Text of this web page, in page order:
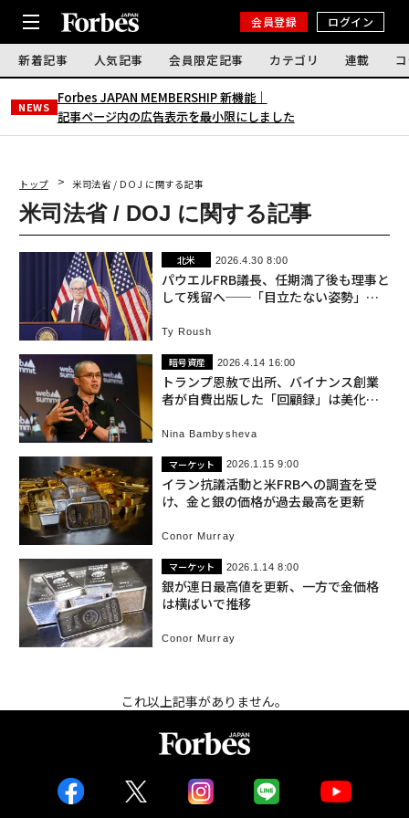
会員登録 ログイン
新着記事 人気記事 会員限定記事 カテゴリ 連載
NEWS
Forbes JAPAN MEMBERSHIP 新機能｜
記事ページ内の広告表示を最小限にしました
トップ 米司法省 / DOJ に関する記事
米司法省 / DOJ に関する記事
北米 2026.4.30 8:00
パウエルFRB議長、任期満了後も理事と
して残留へ──「目立たない姿勢」を
Ty Roush
暗号資産 2026.4.14 16:00
トランプ恩赦で出所、バイナンス創業
者が自費出版した「回顧録」は美化か
Nina Bambysheva
マーケット 2026.1.15 9:00
イラン抗議活動と米FRBへの調査を受
け、金と銀の価格が過去最高を更新
Conor Murray
マーケット 2026.1.14 8:00
銀が連日最高値を更新、一方で金価格
は横ばいで推移
Conor Murray
これ以上記事がありません。